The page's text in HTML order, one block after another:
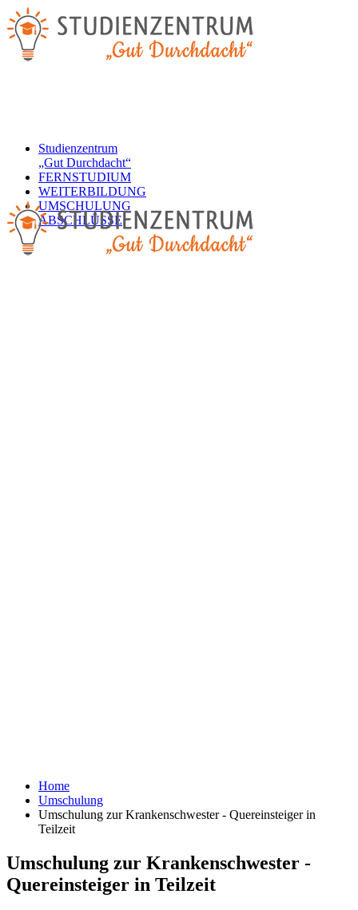
Studienzentrum
„Gut Durchdacht“
FERNSTUDIUM
WEITERBILDUNG
UMSCHULUNG
ABSCHLÜSSE
Home
Umschulung
Umschulung zur Krankenschwester - Quereinsteiger in
Teilzeit
Umschulung zur Krankenschwester -
Quereinsteiger in Teilzeit